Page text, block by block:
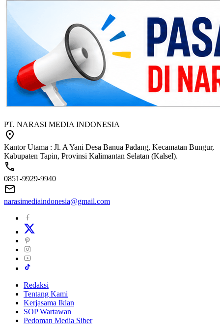
PT. NARASI MEDIA INDONESIA
Kantor Utama : Jl. A Yani Desa Banua Padang, Kecamatan Bungur,
Kabupaten Tapin, Provinsi Kalimantan Selatan (Kalsel).
0851-9929-9940
narasimediaindonesia@gmail.com
Redaksi
Tentang Kami
Kerjasama Iklan
SOP Wartawan
Pedoman Media Siber